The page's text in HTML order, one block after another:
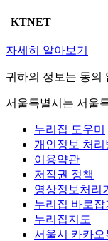
KTNET
자세히 알아보기
귀하의 정보는 동의
서울특별시는 서울
누리집 도우미
개인정보 처리
이용약관
저작권 정책
영상정보처리
누리집 바로잡
누리집지도
서울시 카카